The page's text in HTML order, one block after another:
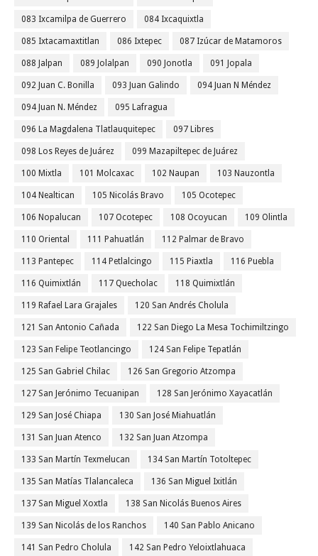
083 Ixcamilpa de Guerrero 084 Ixcaquixtla
085 Ixtacamaxtitlan 086 Ixtepec 087 Izúcar de Matamoros
088 Jalpan 089 Jolalpan 090 Jonotla 091 Jopala
092 Juan C. Bonilla 093 Juan Galindo 094 Juan N Méndez
094 Juan N. Méndez 095 Lafragua
096 La Magdalena Tlatlauquitepec 097 Libres
098 Los Reyes de Juárez 099 Mazapiltepec de Juárez
100 Mixtla 101 Molcaxac 102 Naupan 103 Nauzontla
104 Nealtican 105 Nicolás Bravo 105 Ocotepec
106 Nopalucan 107 Ocotepec 108 Ocoyucan 109 Olintla
110 Oriental 111 Pahuatlán 112 Palmar de Bravo
113 Pantepec 114 Petlalcingo 115 Piaxtla 116 Puebla
116 Quimixtlán 117 Quecholac 118 Quimixtlán
119 Rafael Lara Grajales 120 San Andrés Cholula
121 San Antonio Cañada 122 San Diego La Mesa Tochimiltzingo
123 San Felipe Teotlancingo 124 San Felipe Tepatlán
125 San Gabriel Chilac 126 San Gregorio Atzompa
127 San Jerónimo Tecuanipan 128 San Jerónimo Xayacatlán
129 San José Chiapa 130 San José Miahuatlán
131 San Juan Atenco 132 San Juan Atzompa
133 San Martín Texmelucan 134 San Martín Totoltepec
135 San Matías Tlalancaleca 136 San Miguel Ixitlán
137 San Miguel Xoxtla 138 San Nicolás Buenos Aires
139 San Nicolás de los Ranchos 140 San Pablo Anicano
141 San Pedro Cholula 142 San Pedro Yeloixtlahuaca